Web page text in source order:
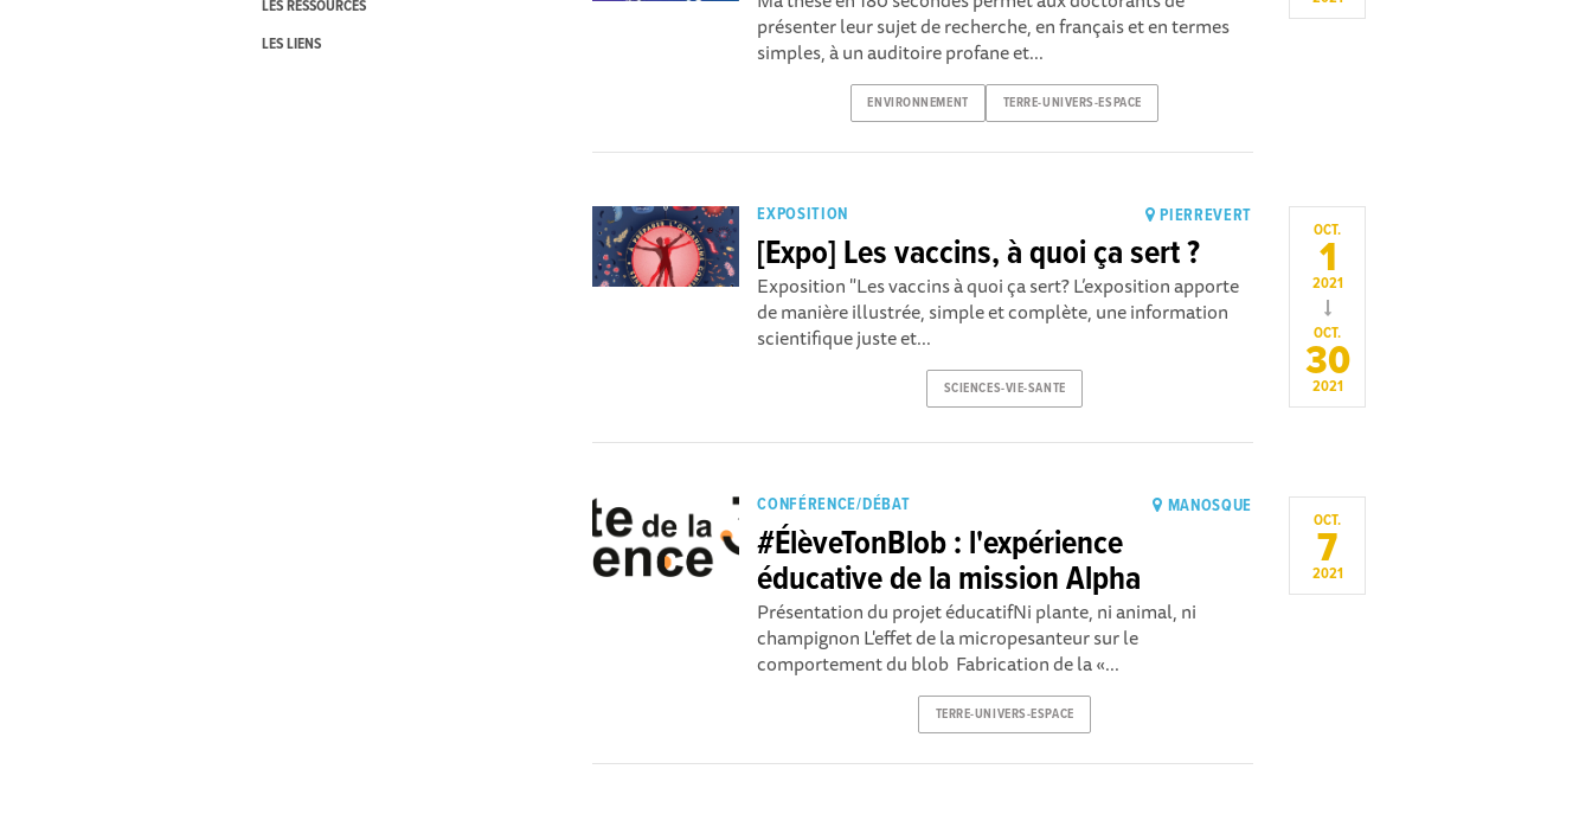
LES RESSOURCES
LES LIENS
présenter leur sujet de recherche, en français et en termes
simples, à un auditoire profane et...
ENVIRONNEMENT TERRE-UNIVERS-ESPACE
OCT.
1
2021
OCT.
30
2021
EXPOSITION PIERREVERT
[Expo] Les vaccins, à quoi ça sert ?
Exposition "Les vaccins à quoi ça sert? L’exposition apporte
de manière illustrée, simple et complète, une information
scientifique juste et...
SCIENCES-VIE-SANTE
OCT.
7
2021
CONFÉRENCE/DÉBAT MANOSQUE
#ÉlèveTonBlob : l'expérience
éducative de la mission Alpha
Présentation du projet éducatifNi plante, ni animal, ni
champignon L'effet de la micropesanteur sur le
comportement du blob Fabrication de la «...
TERRE-UNIVERS-ESPACE